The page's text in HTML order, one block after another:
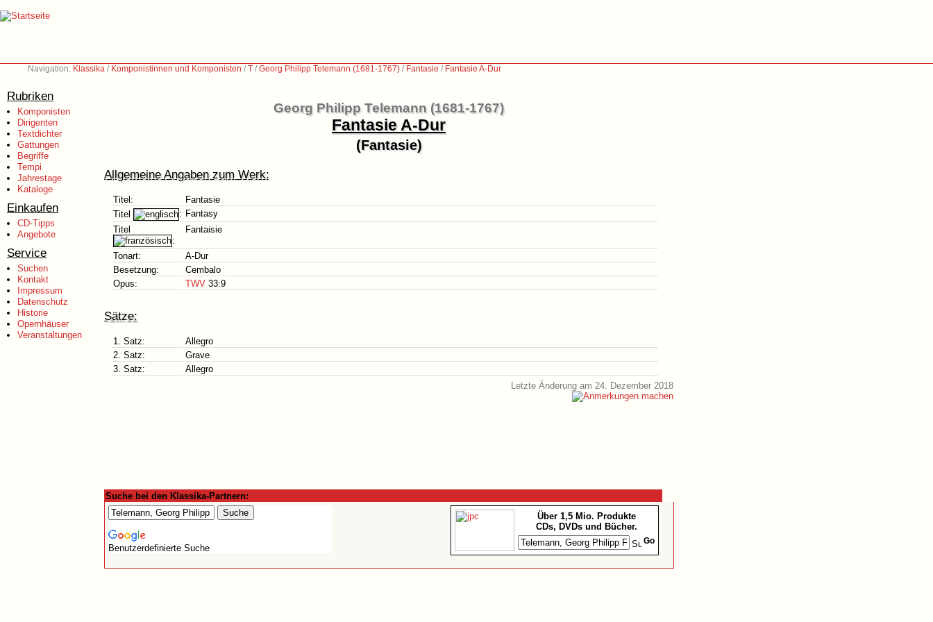
Navigation: Klassika / Komponistinnen und Komponisten /T /Georg Philipp Telemann (1681-1767) / Fantasie / Fantasie A-Dur
Rubriken
Komponisten
Dirigenten
Textdichter
Gattungen
Begriffe
Tempi
Jahrestage
Kataloge
Einkaufen
CD-Tipps
Angebote
Service
Suchen
Kontakt
Impressum
Datenschutz
Historie
Opernhäuser
Veranstaltungen
Georg Philipp Telemann (1681-1767)
Fantasie A-Dur
(Fantasie)
Allgemeine Angaben zum Werk:
Titel:
Fantasie
Titel
: Fantasy
Titel
:
Fantaisie
Tonart:
A-Dur
Besetzung:
Cembalo
Opus:
TWV 33:9
Sätze:
1. Satz:
Allegro
2. Satz:
Grave
3. Satz:
Allegro
Letzte Änderung am 24. Dezember 2018
Suche bei den Klassika-Partnern:
Benutzerdefinierte Suche
Über 1,5 Mio. Produkte
CDs, DVDs und Bücher.
Go